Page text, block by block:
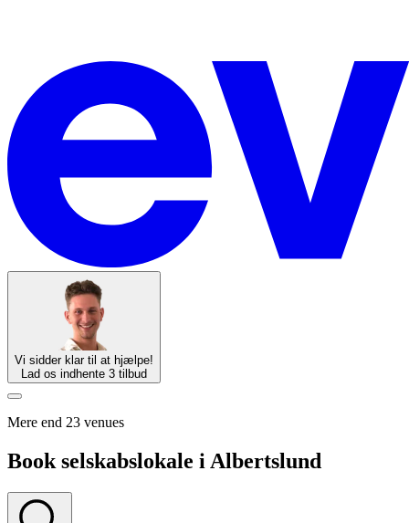
Vi sidder klar til at hjælpe!
Lad os indhente 3 tilbud
Mere end 23 venues
Book selskabslokale i Albertslund